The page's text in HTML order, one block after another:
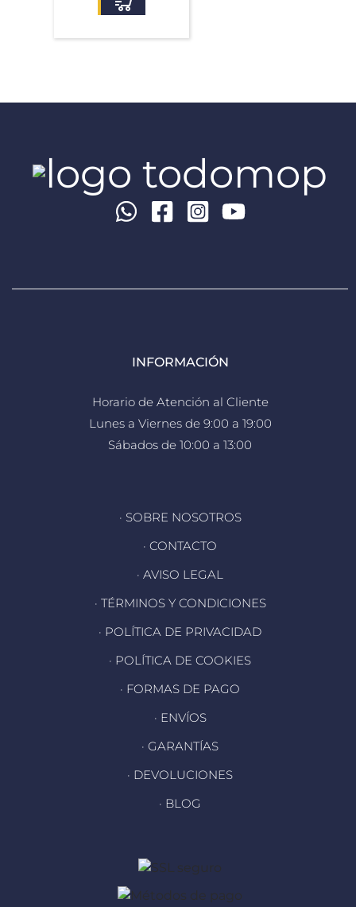
INFORMACIÓN
Horario de Atención al Cliente
Lunes a Viernes de 9:00 a 19:00
Sábados de 10:00 a 13:00
· SOBRE NOSOTROS
· CONTACTO
· AVISO LEGAL
· TÉRMINOS Y CONDICIONES
· POLÍTICA DE PRIVACIDAD
· POLÍTICA DE COOKIES
· FORMAS DE PAGO
· ENVÍOS
· GARANTÍAS
· DEVOLUCIONES
· BLOG